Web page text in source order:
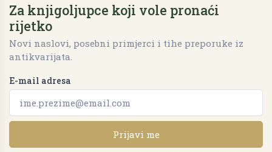
Za knjigoljupce koji vole pronaći
rijetko
Novi naslovi, posebni primjerci i tihe preporuke iz
antikvarijata.
E-mail adresa
Prijavi me